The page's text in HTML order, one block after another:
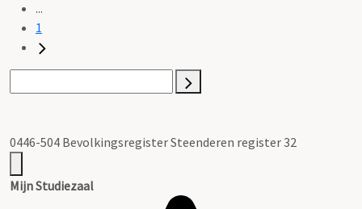
...
1
0446-504 Bevolkingsregister Steenderen register 32
Mijn Studiezaal